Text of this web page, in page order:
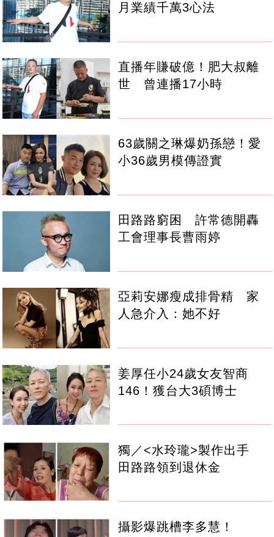
月業績千萬3心法
直播年賺破億！肥大叔離
世 曾連播17小時
63歲關之琳爆奶孫戀！愛
小36歲男模傳證實
田路路窮困 許常德開轟
工會理事長曹雨婷
亞莉安娜瘦成排骨精 家
人急介入：她不好
姜厚任小24歲女友智商
146！獲台大3碩博士
獨／<水玲瓏>製作出手
田路路領到退休金
攝影爆跳槽李多慧！